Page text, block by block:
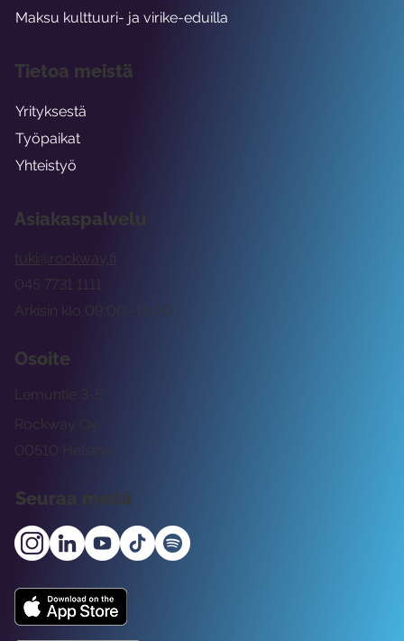
Asiakaspalvelu
tuki@rockway.fi
Arkisin klo 09:00 -15:00
045 7731 1111
Osoite
Rockway Oy
Lemuntie 3-5
00510 Helsinki
Seuraa meitä
Maksu kulttuuri- ja virike-eduilla
Tietoa meistä
Yrityksestä
Työpaikat
Yhteistyö